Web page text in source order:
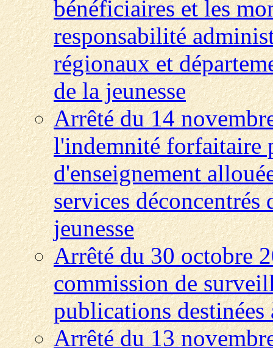
bénéficiaires et les
responsabilité
régionaux et
de la jeunesse
Arrêté du 14
l'indemnité forfaitaire
d'enseignement
services
jeunesse
Arrêté du 30 octobre
commission de
publications destinées
Arrêté du 13